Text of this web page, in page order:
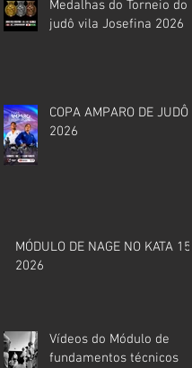
Medalhas do Torneio do
judô vila Josefina 2026
COPA AMPARO DE JUDÔ
2026
MÓDULO DE NAGE NO KATA 15ª
2026
Vídeos do Módulo de
fundamentos técnicos